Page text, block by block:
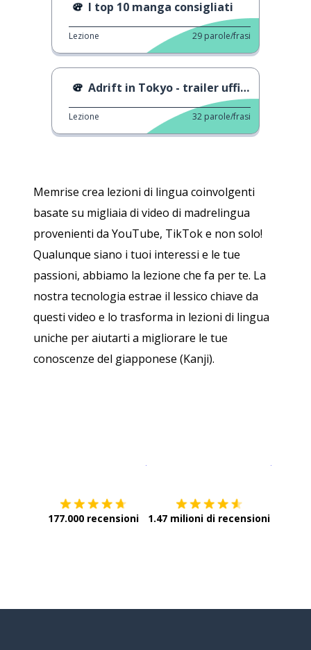
Memrise crea lezioni di lingua coinvolgenti
basate su migliaia di video di madrelingua
provenienti da YouTube, TikTok e non solo!
Qualunque siano i tuoi interessi e le tue
passioni, abbiamo la lezione che fa per te. La
nostra tecnologia estrae il lessico chiave da
questi video e lo trasforma in lezioni di lingua
uniche per aiutarti a migliorare le tue
conoscenze del giapponese (Kanji).
I top 10 manga consigliati
Lezione 29 parole/frasi
Adrift in Tokyo - trailer ufficiale
Lezione 32 parole/frasi
177.000 recensioni 1.47 milioni di recensioni